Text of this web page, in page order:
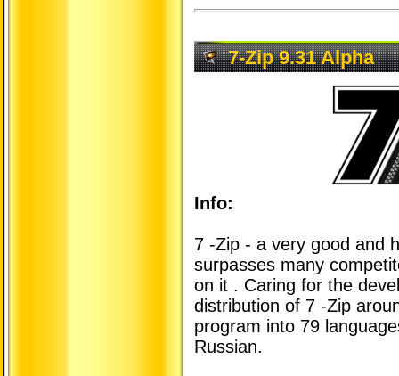
7-Zip 9.31 Alpha
Info:
7 -Zip - a very good and
surpasses many
on it . Caring for the
distribution of 7 -Zip
program into 79
Russian.